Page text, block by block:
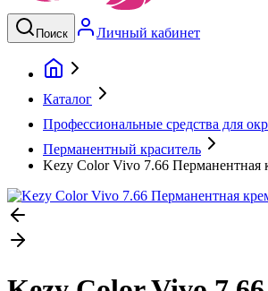
Поиск Личный кабинет
Каталог
Профессиональные средства для
Перманентный краситель
Kezy Color Vivo 7.66 Перманентная